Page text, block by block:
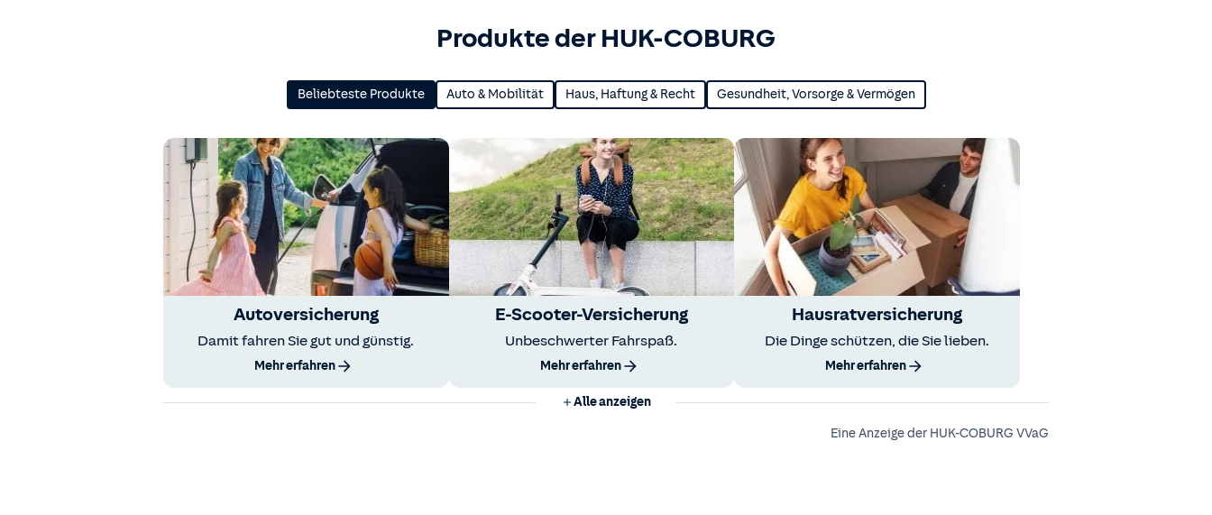
Produkte der HUK-COBURG
Beliebteste Produkte Auto & Mobilität Haus, Haftung & Recht Gesundheit, Vorsorge & Vermögen
Autoversicherung
Damit fahren Sie gut und günstig.
Mehr erfahren
E-Scooter-Versicherung
Unbeschwerter Fahrspaß.
Mehr erfahren
Hausratversicherung
Die Dinge schützen, die Sie lieben.
Mehr erfahren
Alle anzeigen
Eine Anzeige der HUK-COBURG VVaG